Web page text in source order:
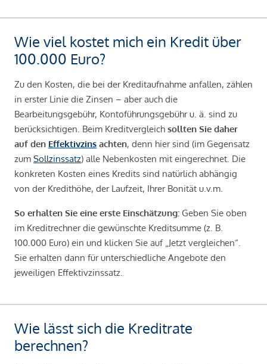
Wie viel kostet mich ein Kredit über
100.000 Euro?
Zu den Kosten, die bei der Kreditaufnahme anfallen, zählen
in erster Linie die Zinsen – aber auch die
Bearbeitungsgebühr, Kontoführungsgebühr u. ä. sind zu
berücksichtigen. Beim Kreditvergleich sollten Sie daher
auf den Effektivzins achten, denn hier sind (im Gegensatz
zum Sollzinssatz) alle Nebenkosten mit eingerechnet. Die
konkreten Kosten eines Kredits sind natürlich abhängig
von der Kredithöhe, der Laufzeit, Ihrer Bonität u.v.m.
So erhalten Sie eine erste Einschätzung: Geben Sie oben
im Kreditrechner die gewünschte Kreditsumme (z. B.
100.000 Euro) ein und klicken Sie auf „Jetzt vergleichen“.
Sie erhalten dann für unterschiedliche Angebote den
jeweiligen Effektivzinssatz.
Wie lässt sich die Kreditrate
berechnen?